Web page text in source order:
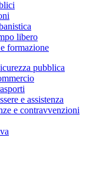
libero
formazione
pubblica
e assistenza
e contravvenzioni